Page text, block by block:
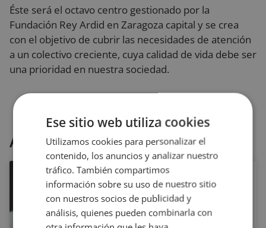
Éste será el octavo centro gestionado por la
Fundación Rey Ardid en Zaragoza capital y se crea
con el objetivo de cubrir las necesidades de atención
a un colectivo creciente, cuya calidad de vida debe ser
una prioridad en nuestra sociedad.
Artículos relacionados
¿Qué hemos
hablado ya del
Bullying y el
Ese sitio web utiliza cookies
Utilizamos cookies para personalizar el
contenido, los anuncios y analizar nuestro
tráfico. También compartimos
información sobre su uso de nuestro sitio
con nuestros socios de publicidad y
análisis, quienes pueden combinarla con